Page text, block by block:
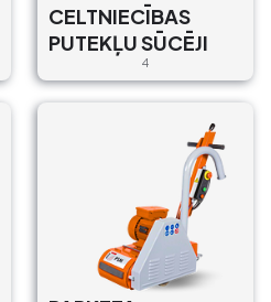
CELTNIECĪBAS
PUTEKĻU SŪCĒJI
4